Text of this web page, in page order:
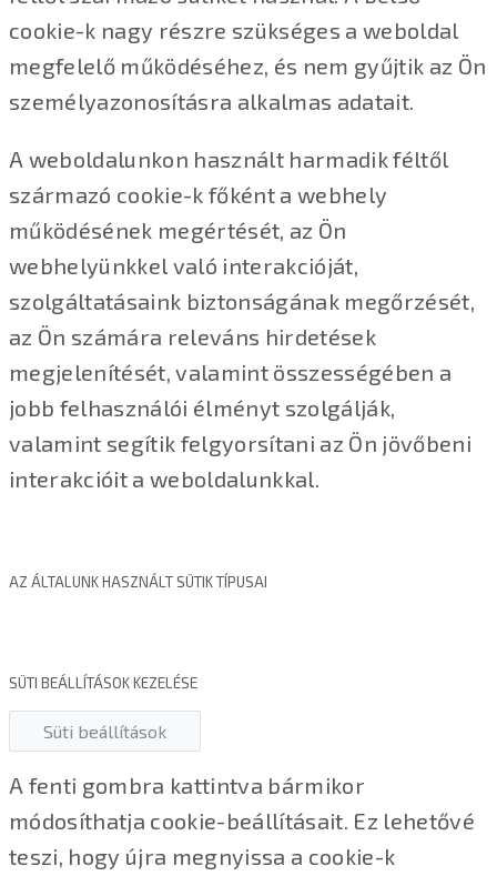
cookie-k nagy részre szükséges a weboldal
megfelelő működéséhez, és nem gyűjtik az Ön
személyazonosításra alkalmas adatait.
A weboldalunkon használt harmadik féltől
származó cookie-k főként a webhely
működésének megértését, az Ön
webhelyünkkel való interakcióját,
szolgáltatásaink biztonságának megőrzését,
az Ön számára releváns hirdetések
megjelenítését, valamint összességében a
jobb felhasználói élményt szolgálják,
valamint segítik felgyorsítani az Ön jövőbeni
interakcióit a weboldalunkkal.
AZ ÁLTALUNK HASZNÁLT SÜTIK TÍPUSAI
SÜTI BEÁLLÍTÁSOK KEZELÉSE
Süti beállítások
A fenti gombra kattintva bármikor
módosíthatja cookie-beállításait. Ez lehetővé
teszi, hogy újra megnyissa a cookie-k